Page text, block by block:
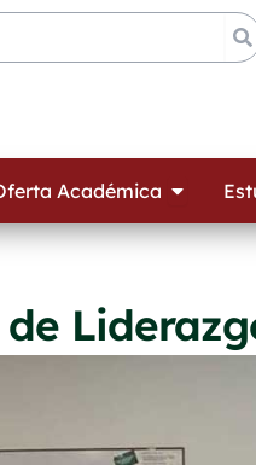
Académica Open